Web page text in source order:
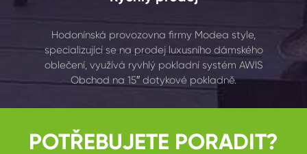
Hodonínská provozovna firmy Modea style,
specializující se na prodej luxusního dámského
oblečení, využívá ryvhlý pokladní systém AWIS
Obchod na 15″ dotykové pokladně.
POTŘEBUJETE PORADIT?